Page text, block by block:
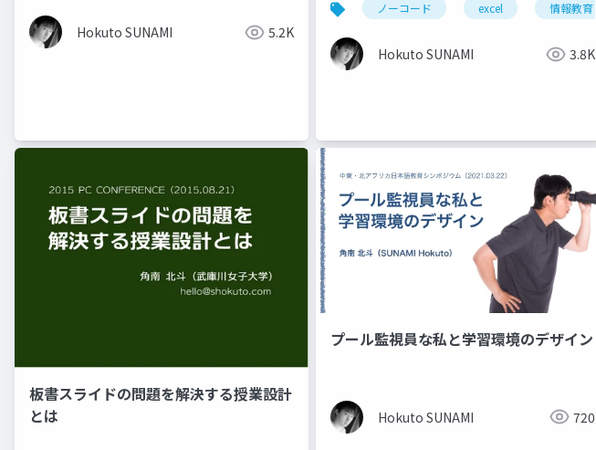
Hokuto SUNAMI 5.2K
ノーコード excel 情報教育
Hokuto SUNAMI 3.8K
板書スライドの問題を解決する授業設計
とは
プール監視員な私と学習環境のデザイン
Hokuto SUNAMI 720